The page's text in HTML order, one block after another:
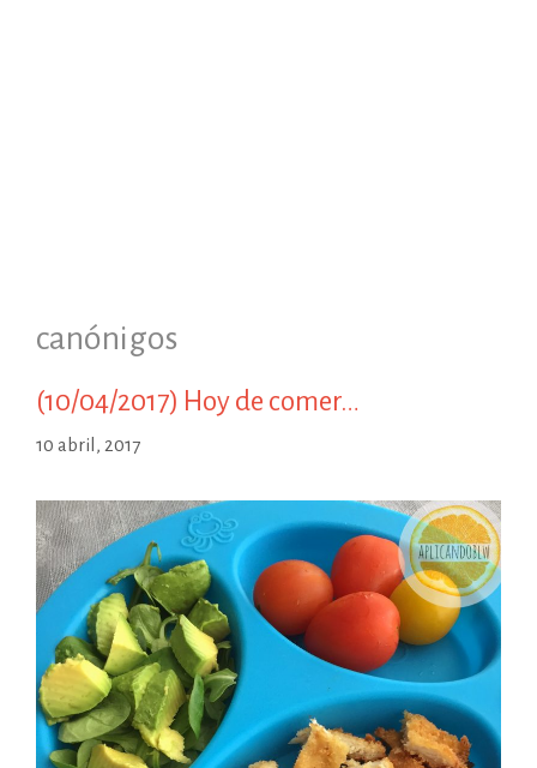
canónigos
(10/04/2017) Hoy de comer…
10 abril, 2017